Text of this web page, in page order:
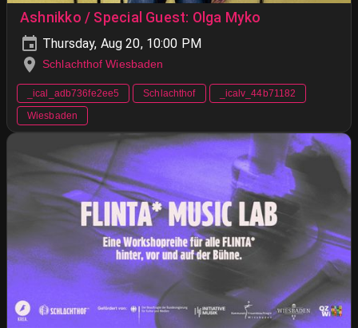
Ashnikko / Special Guest: Olga Myko
Thursday, Aug 20, 10:00 PM
Schlachthof Wiesbaden
_ical_adb736fe2ee5 Schlachthof
_icalv_44b71182
Wiesbaden